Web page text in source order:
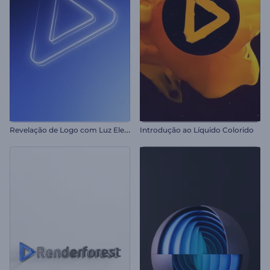
R
evelação de Logo com Luz Elegante Introdução ao Líquido Colorido